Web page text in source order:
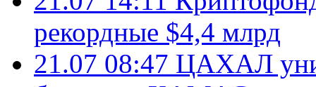
рекордные $4,4 млрд
21.07 08:47 ЦАХАЛ